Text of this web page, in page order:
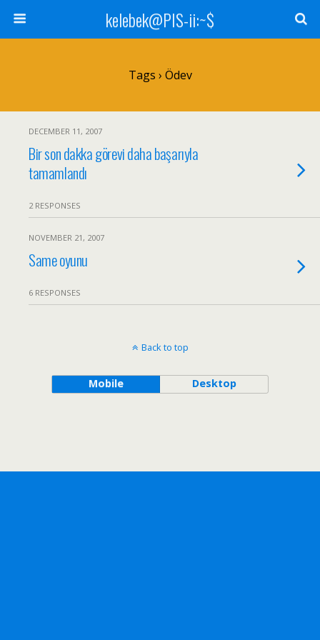
kelebek@PIS-ii:~$
Tags › Ödev
DECEMBER 11, 2007
Bir son dakka görevi daha başarıyla
tamamlandı
2 RESPONSES
NOVEMBER 21, 2007
Same oyunu
6 RESPONSES
Back to top
Mobile Desktop